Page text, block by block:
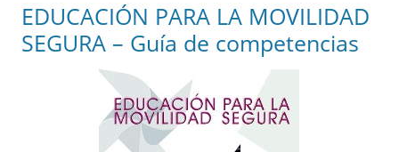
EDUCACIÓN PARA LA MOVILIDAD
SEGURA – Guía de competencias